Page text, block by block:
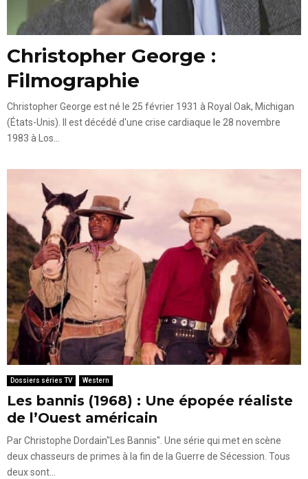
Christopher George :
Filmographie
Christopher George est né le 25 février 1931 à Royal Oak, Michigan
(États-Unis). Il est décédé d'une crise cardiaque le 28 novembre
1983 à Los...
Dossiers séries TV Western
Les bannis (1968) : Une épopée réaliste
de l’Ouest américain
Par Christophe Dordain"Les Bannis". Une série qui met en scène
deux chasseurs de primes à la fin de la Guerre de Sécession. Tous
deux sont...